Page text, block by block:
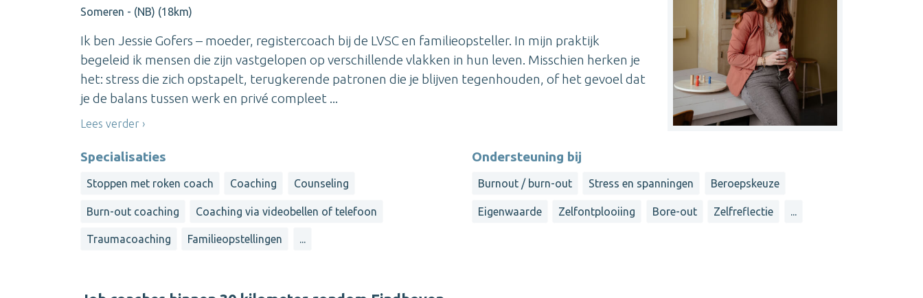
Someren - (NB) (18km)
Ik ben Jessie Gofers – moeder, registercoach bij de LVSC en familieopsteller. In mijn praktijk
begeleid ik mensen die zijn vastgelopen op verschillende vlakken in hun leven. Misschien herken je
het: stress die zich opstapelt, terugkerende patronen die je blijven tegenhouden, of het gevoel dat
je de balans tussen werk en privé compleet ...
Lees verder
Specialisaties
Stoppen met roken coach Coaching Counseling
Burn-out coaching Coaching via videobellen of telefoon
Traumacoaching Familieopstellingen ...
Ondersteuning bij
Burnout / burn-out Stress en spanningen Beroepskeuze
Eigenwaarde Zelfontplooiing Bore-out Zelfreflectie ...